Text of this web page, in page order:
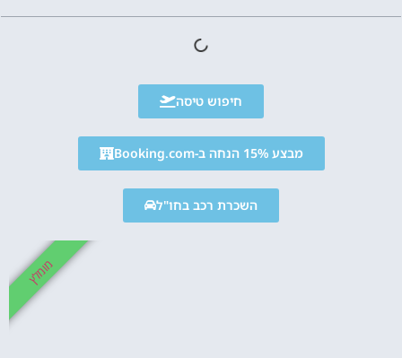
חיפוש טיסה
מבצע 15% הנחה ב-Booking.com
השכרת רכב בחו"ל
מומלץ